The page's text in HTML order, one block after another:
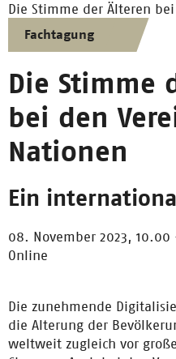
Die Stimme der Älteren
Fachtagung
Die Stimme
bei den
Nationen
Ein
08. November 2023, 10.00
Online
Die zunehmende
die Alterung der
weltweit zugleich vor